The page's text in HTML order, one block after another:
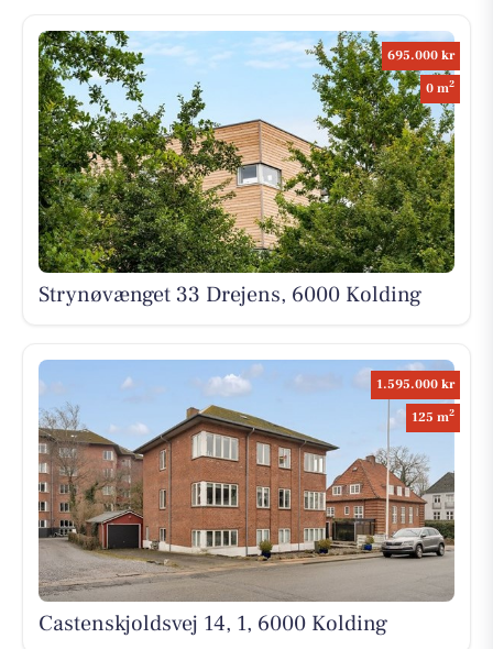
695.000 kr
0 m2
Strynøvænget 33 Drejens, 6000 Kolding
1.595.000 kr
125 m2
Castenskjoldsvej 14, 1, 6000 Kolding